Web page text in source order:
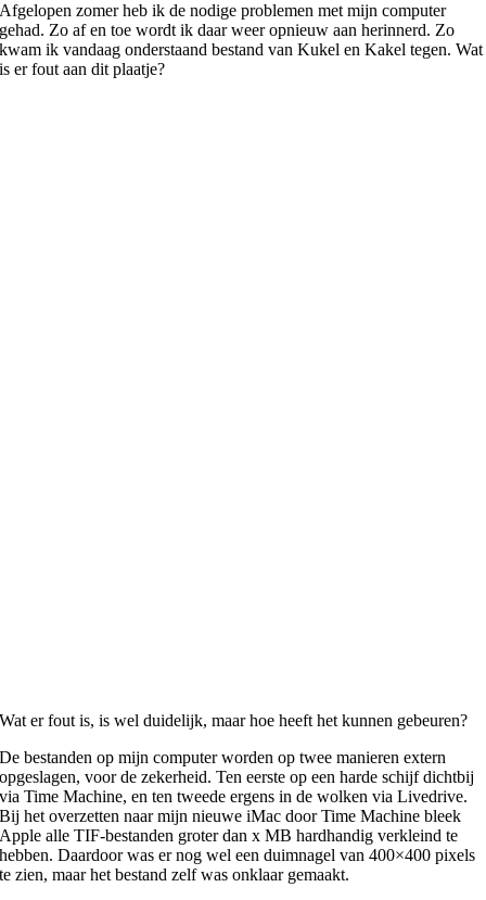
Afgelopen zomer heb ik de nodige problemen met mijn computer
gehad. Zo af en toe wordt ik daar weer opnieuw aan herinnerd. Zo
kwam ik vandaag onderstaand bestand van Kukel en Kakel tegen. Wat
is er fout aan dit plaatje?
Wat er fout is, is wel duidelijk, maar hoe heeft het kunnen gebeuren?
De bestanden op mijn computer worden op twee manieren extern
opgeslagen, voor de zekerheid. Ten eerste op een harde schijf dichtbij
via Time Machine, en ten tweede ergens in de wolken via Livedrive.
Bij het overzetten naar mijn nieuwe iMac door Time Machine bleek
Apple alle TIF-bestanden groter dan x MB hardhandig verkleind te
hebben. Daardoor was er nog wel een duimnagel van 400×400 pixels
te zien, maar het bestand zelf was onklaar gemaakt.